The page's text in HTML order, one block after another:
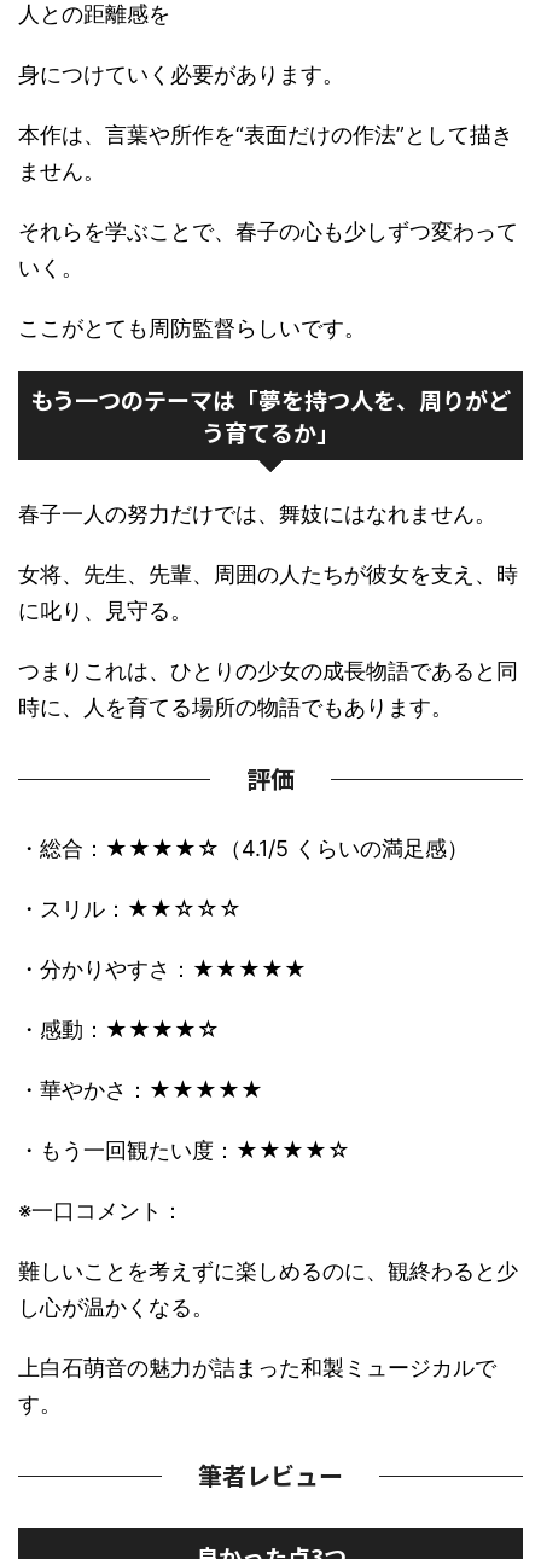
人との距離感を
身につけていく必要があります。
本作は、言葉や所作を“表面だけの作法”として描き
ません。
それらを学ぶことで、春子の心も少しずつ変わって
いく。
ここがとても周防監督らしいです。
もう一つのテーマは「夢を持つ人を、周りがど
う育てるか」
春子一人の努力だけでは、舞妓にはなれません。
女将、先生、先輩、周囲の人たちが彼女を支え、時
に叱り、見守る。
つまりこれは、ひとりの少女の成長物語であると同
時に、人を育てる場所の物語でもあります。
評価
・総合：★★★★☆（4.1/5 くらいの満足感）
・スリル：★★☆☆☆
・分かりやすさ：★★★★★
・感動：★★★★☆
・華やかさ：★★★★★
・もう一回観たい度：★★★★☆
※一口コメント：
難しいことを考えずに楽しめるのに、観終わると少
し心が温かくなる。
上白石萌音の魅力が詰まった和製ミュージカルで
す。
筆者レビュー